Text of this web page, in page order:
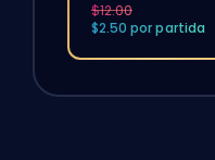
$12.00
$2.50 por partida